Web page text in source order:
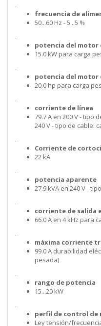
.
frecuencia de
50...60 Hz - 5...5 %
.
potencia del motor
15.0 kW para carga
.
potencia del motor
20.0 hp para carga
.
corriente de línea
79.7 A en 200 V - tipo
240 V - tipo de cable:
.
Corriente de
22 kA
.
potencia aparente
27.9 kVA en 240 V -
.
corriente de salida
66.0 A en 4 kHz para
.
máxima corriente
99.0 A durabilidad
pesada)
.
rango de potencia
15...20 kW
.
perfil de control de
Ley tensión/